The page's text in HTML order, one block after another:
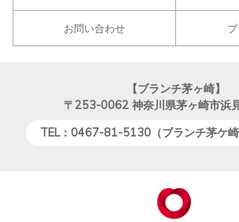
お問い合わせ
【ブランチ茅ヶ崎】
〒253-0062 神奈川県茅ヶ崎市浜
TEL：0467-81-5130（ブランチ茅ケ崎